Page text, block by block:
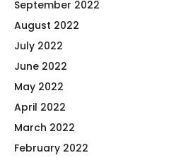
September 2022
August 2022
July 2022
June 2022
May 2022
April 2022
March 2022
February 2022